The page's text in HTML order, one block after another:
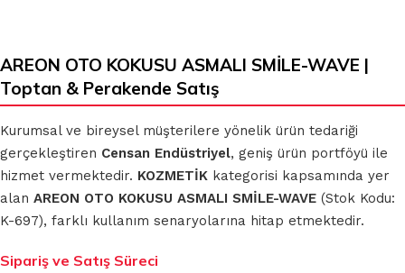
AREON OTO KOKUSU ASMALI SMİLE-WAVE |
Toptan & Perakende Satış
Kurumsal ve bireysel müşterilere yönelik ürün tedariği
gerçekleştiren Censan Endüstriyel, geniş ürün portföyü ile
hizmet vermektedir. KOZMETİK kategorisi kapsamında yer
alan AREON OTO KOKUSU ASMALI SMİLE-WAVE (Stok Kodu:
K-697), farklı kullanım senaryolarına hitap etmektedir.
Sipariş ve Satış Süreci